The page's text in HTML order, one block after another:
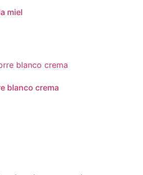
miel
blanco crema